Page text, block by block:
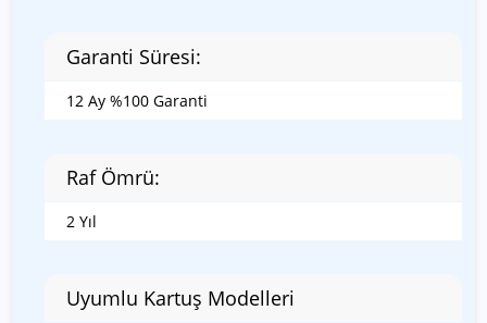
Garanti Süresi:
12 Ay %100 Garanti
Raf Ömrü:
2 Yıl
Uyumlu Kartuş Modelleri